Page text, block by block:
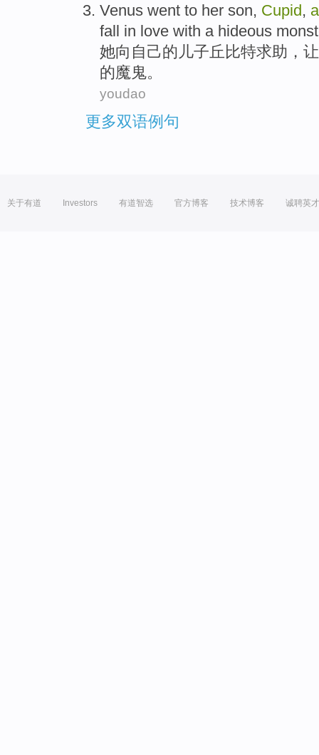
Venus went to her son, Cupid,
fall in love with a hideous
她向 自己的 儿子 丘比特求助 ， 让
的魔鬼。
youdao
更多双语例句
关于有道 Investors 有道智选 官方博客 技术博客 诚聘英才